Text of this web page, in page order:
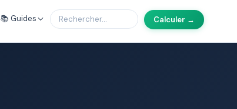
📚 Guides Calculer →